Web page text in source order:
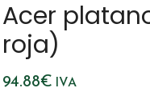
Acer
roja)
94.88€ IVA